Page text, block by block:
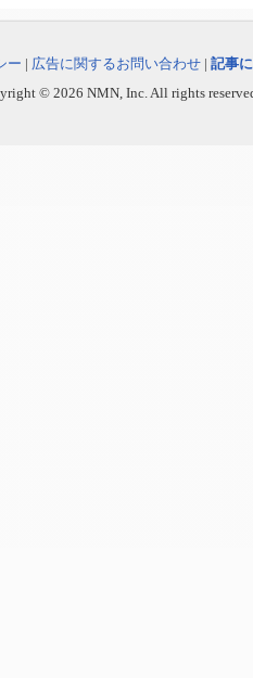
ー | 広告に関するお問い合わせ | 記事
© 2026 NMN, Inc. All rights